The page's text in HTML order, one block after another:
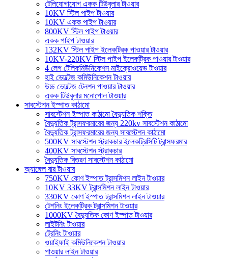
টেলিযোগাযোগ একক টিউবুলার টাওয়ার
10KV স্টিল পাইপ টাওয়ার
10KV একক পাইপ টাওয়ার
800KV স্টিল পাইপ টাওয়ার
একক পাইপ টাওয়ার
132KV স্টিল পাইপ ইলেকট্রিক পাওয়ার টাওয়ার
10KV-220KV স্টিল পাইপ ইলেকট্রিক পাওয়ার টাওয়ার
4 লেগ টেলিকমিউনিকেশন মাইক্রোওয়েভ টাওয়ার
হাই ভোল্টেজ কমিউনিকেশন টাওয়ার
উচ্চ ভোল্টেজ টেনশন পাওয়ার টাওয়ার
একক টিউবুলার মনোপোল টাওয়ার
সাবস্টেশন ইস্পাত কাঠামো
সাবস্টেশন ইস্পাত কাঠামো বৈদ্যুতিক শক্তি
বৈদ্যুতিক ট্রান্সফরমারের জন্য 220kv সাবস্টেশন কাঠামো
বৈদ্যুতিক ট্রান্সফরমারের জন্য সাবস্টেশন কাঠামো
500KV সাবস্টেশন স্ট্রাকচার ইলেকট্রিসিটি ট্রান্সফরমার
400KV সাবস্টেশন স্ট্রাকচার
বৈদ্যুতিক বিতরণ সাবস্টেশন কাঠামো
অ্যাঙ্গেল বার টাওয়ার
750KV কোণ ইস্পাত ট্রান্সমিশন লাইন টাওয়ার
10KV 33KV ট্রান্সমিশন লাইন টাওয়ার
330KV কোণ ইস্পাত ট্রান্সমিশন লাইন টাওয়ার
টেশনিং ইলেকট্রিক ট্রান্সমিশন টাওয়ার
1000KV বৈদ্যুতিক কোণ ইস্পাত টাওয়ার
লাইটনিং টাওয়ার
ট্রেনিং টাওয়ার
ওয়াইফাই কমিউনিকেশন টাওয়ার
পাওয়ার লাইন টাওয়ার